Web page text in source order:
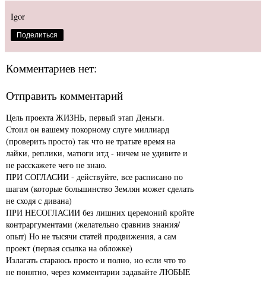
Igor
Поделиться
Комментариев нет:
Отправить комментарий
Цель проекта ЖИЗНЬ, первый этап Деньги.
Стоил он вашему покорному слуге миллиард
(проверить просто) так что не тратьте время на
лайки, реплики, матюги итд - ничем не удивите и
не расскажете чего не знаю.
ПРИ СОГЛАСИИ - действуйте, все расписано по
шагам (которые большинство Землян может сделать
не сходя с дивана)
ПРИ НЕСОГЛАСИИ без лишних церемоний кройте
контраргументами (желательно сравнив знания/
опыт) Но не тысячи статей продвижения, а сам
проект (первая ссылка на обложке)
Излагать стараюсь просто и полно, но если что то
не понятно, через комментарии задавайте ЛЮБЫЕ